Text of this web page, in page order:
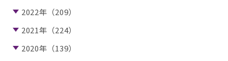
2022年（209）
2021年（224）
2020年（139）